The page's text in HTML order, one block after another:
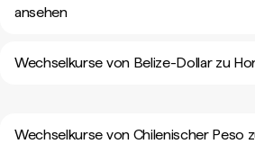
ansehen
Wechselkurse von Belize-Dollar zu
Wechselkurse von Chilenischer Peso